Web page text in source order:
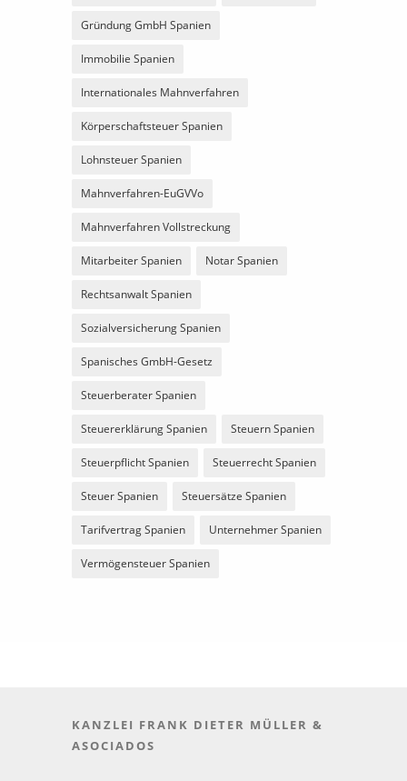
Gründung GmbH Spanien
Immobilie Spanien
Internationales Mahnverfahren
Körperschaftsteuer Spanien
Lohnsteuer Spanien
Mahnverfahren-EuGVVo
Mahnverfahren Vollstreckung
Mitarbeiter Spanien Notar Spanien
Rechtsanwalt Spanien
Sozialversicherung Spanien
Spanisches GmbH-Gesetz
Steuerberater Spanien
Steuererklärung Spanien Steuern Spanien
Steuerpflicht Spanien Steuerrecht Spanien
Steuer Spanien Steuersätze Spanien
Tarifvertrag Spanien Unternehmer Spanien
Vermögensteuer Spanien
KANZLEI FRANK DIETER MÜLLER &
ASOCIADOS